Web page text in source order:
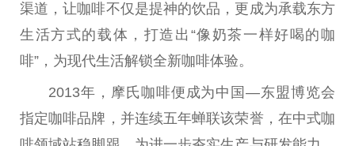
渠道，让咖啡不仅是提神的饮品，更成为承载东方
生活方式的载体，打造出“像奶茶一样好喝的咖
啡”，为现代生活解锁全新咖啡体验。
2013年，摩氏咖啡便成为中国—东盟博览会
指定咖啡品牌，并连续五年蝉联该荣誉，在中式咖